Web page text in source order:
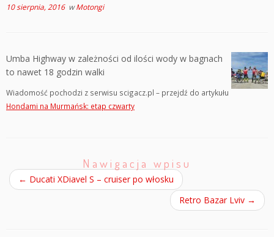
10 sierpnia, 2016wMotongi
Umba Highway w zależności od ilości wody w bagnach
to nawet 18 godzin walki
Wiadomość pochodzi z serwisu scigacz.pl – przejdź do artykułu
Hondami na Murmańsk: etap czwarty
Nawigacja wpisu
← Ducati XDiavel S – cruiser po włosku
Retro Bazar Lviv →